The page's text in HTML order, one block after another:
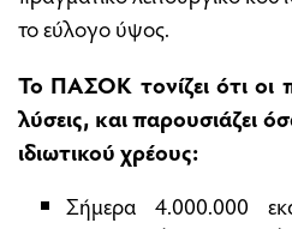
το εύλογο ύψος.
Το ΠΑΣΟΚ τονίζει ότι οι
λύσεις, και παρουσιάζει
ιδιωτικού χρέους:
Σήμερα 4.000.000